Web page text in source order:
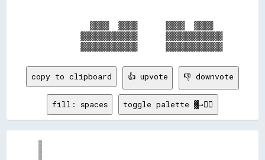
          ▓▓▓▓  ▓▓▓▓      ▓▓▓▓  ▓▓▓▓
        ▓▓▓▓▓▓▓▓▓▓▓▓      ▓▓▓▓▓▓▓▓▓▓▓▓
copy to clipboard 👍 upvote 👎 downvote
fill: spaces toggle palette ▓→✊🏽
▒▒